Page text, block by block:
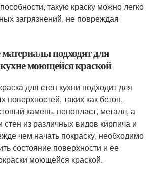
такую краску можно легко
загрязнений, не повреждая
подходят для
моющейся краской
для стен кухни подходит для
поверхностей, таких как бетон,
камень, пенопласт, металл, а
стен из различных видов кирпича и
чем начать покраску, необходимо
состояние поверхности и ее
моющейся краской.